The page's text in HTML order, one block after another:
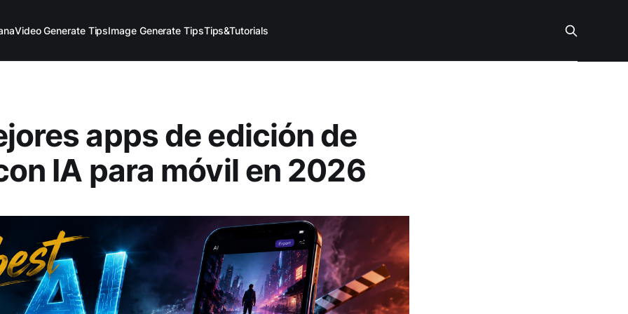
Video Generate TipsImage Generate TipsTips&Tutorials
apps de edición de
IA para móvil en 2026